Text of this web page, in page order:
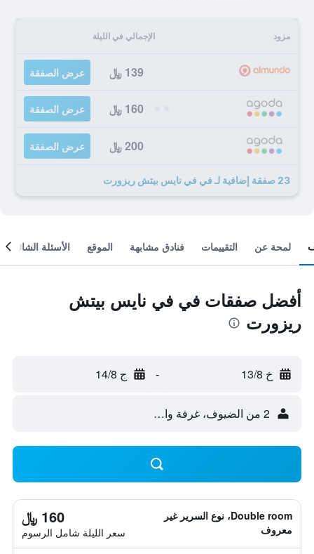
مزود الإجمالي في الليلة
139 ﷼ عرض الصفقة
160 ﷼ عرض الصفقة
200 ﷼ عرض الصفقة
23 صفقة إضافية لـ في في نايس بيتش ريزورت
لمحة عن التقييمات فنادق مشابهة الموقع الأسئلة الشائعة
أفضل صفقات في في نايس بيتش
ريزورت
خ 13/8 - ج 14/8
2 من الضيوف، غرفة واحدة
Double room، نوع السرير غير
معروف
160 ﷼
سعر الليلة شامل الرسوم